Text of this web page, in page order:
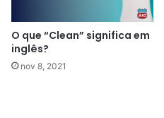
O que “Clean” significa em
inglês?
nov 8, 2021